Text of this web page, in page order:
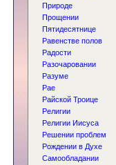
Природе
Прощении
Пятидесятнице
Равенстве полов
Радости
Разочаровании
Разуме
Рае
Райской Троице
Религии
Религии Иисуса
Решении проблем
Рождении в Духе
Самообладании